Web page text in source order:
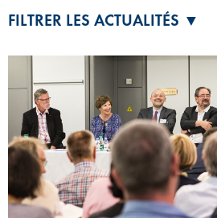
FILTRER LES ACTUALITÉS ▼